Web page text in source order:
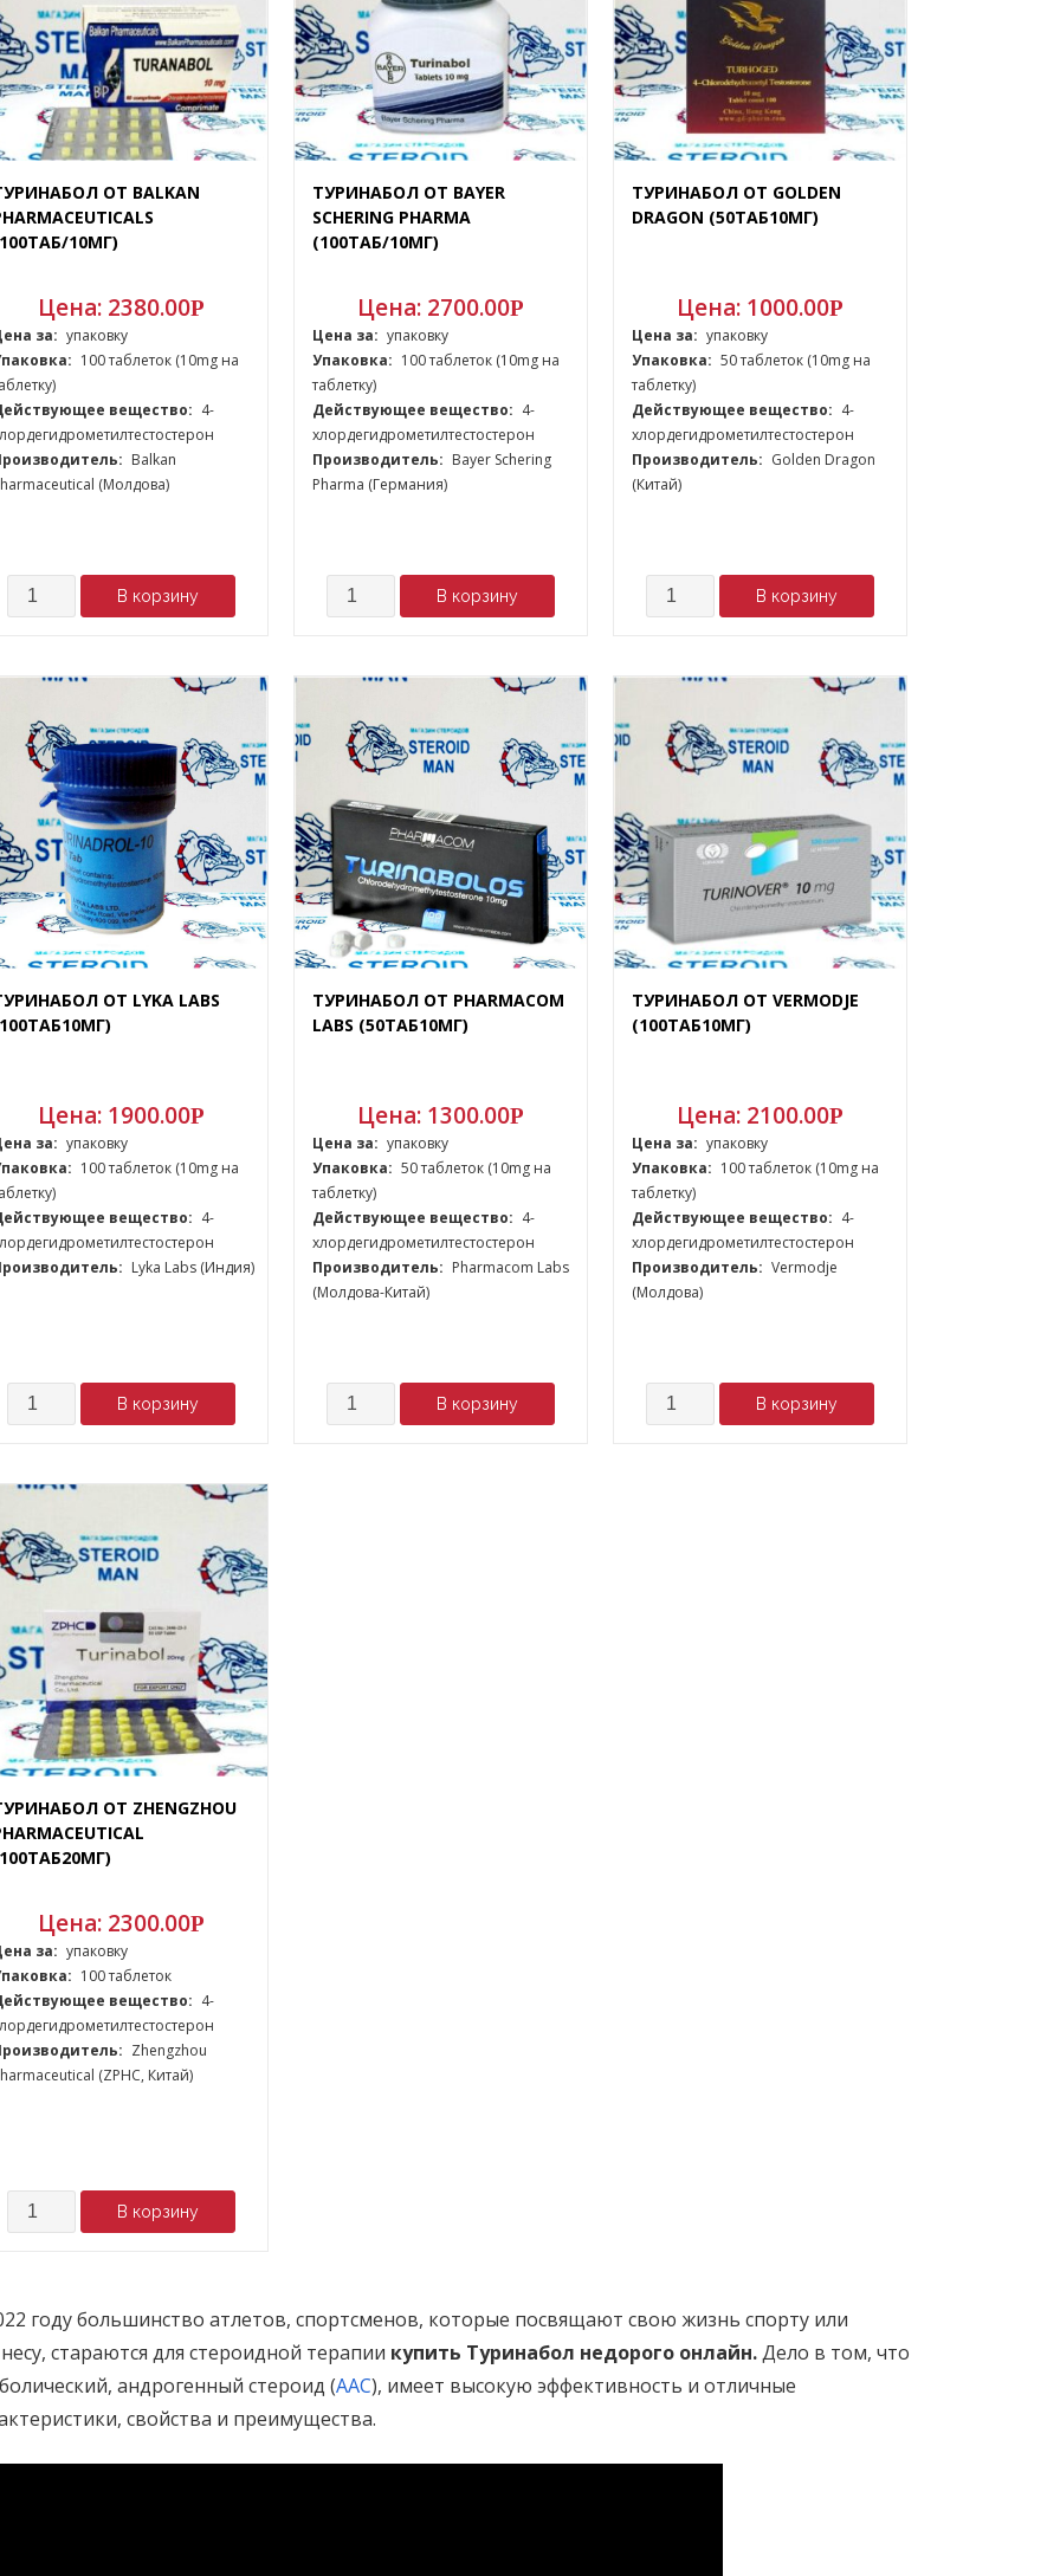
ОТ BALKAN
10МГ)
Цена: 2380.00Р
за: упаковку
100 таблеток (10mg на
вещество: 4-
Balkan
(Молдова)
Количество В корзину
ТУРИНАБОЛ ОТ BAYER
SCHERING PHARMA
(100ТАБ/10МГ)
Цена: 2700.00Р
Цена за: упаковку
Упаковка: 100 таблеток (10mg на
таблетку)
Действующее вещество: 4-
хлордегидрометилтестостерон
Производитель: Bayer Schering
Pharma (Германия)
Количество В корзину
ТУРИНАБОЛ ОТ GOLDEN
DRAGON (50ТАБ10МГ)
Цена: 1000.00Р
Цена за: упаковку
Упаковка: 50 таблеток (10mg на
таблетку)
Действующее вещество: 4-
хлордегидрометилтестостерон
Производитель: Golden Dragon
(Китай)
Количество В корзину
ОТ LYKA LABS
Цена: 1900.00Р
за: упаковку
100 таблеток (10mg на
вещество: 4-
Lyka Labs (Индия)
Количество В корзину
ТУРИНАБОЛ ОТ PHARMACOM
LABS (50ТАБ10МГ)
Цена: 1300.00Р
Цена за: упаковку
Упаковка: 50 таблеток (10mg на
таблетку)
Действующее вещество: 4-
хлордегидрометилтестостерон
Производитель: Pharmacom Labs
(Молдова-Китай)
Количество В корзину
ТУРИНАБОЛ ОТ VERMODJE
(100ТАБ10МГ)
Цена: 2100.00Р
Цена за: упаковку
Упаковка: 100 таблеток (10mg на
таблетку)
Действующее вещество: 4-
хлордегидрометилтестостерон
Производитель: Vermodje
(Молдова)
Количество В корзину
ОТ ZHENGZHOU
Цена: 2300.00Р
за: упаковку
100 таблеток
вещество: 4-
Zhengzhou
(ZPHC, Китай)
Количество В корзину
году большинство атлетов, спортсменов, которые посвящают свою жизнь спорту или
стараются для стероидной терапии купить Туринабол недорого онлайн.Дело в том, что
андрогенный стероид (ААС), имеет высокую эффективность и отличные
свойства и преимущества.